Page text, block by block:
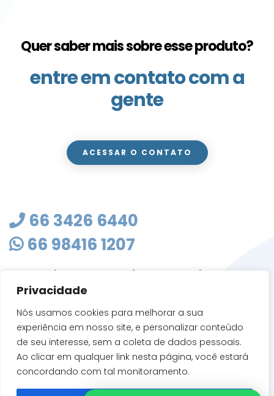
Privacidade
Nós usamos cookies para melhorar a sua
experiência em nosso site, e personalizar conteúdo
de seu interesse, sem a coleta de dados pessoais.
Ao clicar em qualquer link nesta página, você estará
concordando com tal monitoramento.
Quer saber mais sobre esse produto?
entre em contato com a
gente
ACESSAR O CONTATO
66 3426 6440
66 98416 1207
masterclean@mastercleanmt.com.br
Rua Sete de Setembro, 103 - Vila Birigui
CEP 78705-010
Rondonópolis - MT